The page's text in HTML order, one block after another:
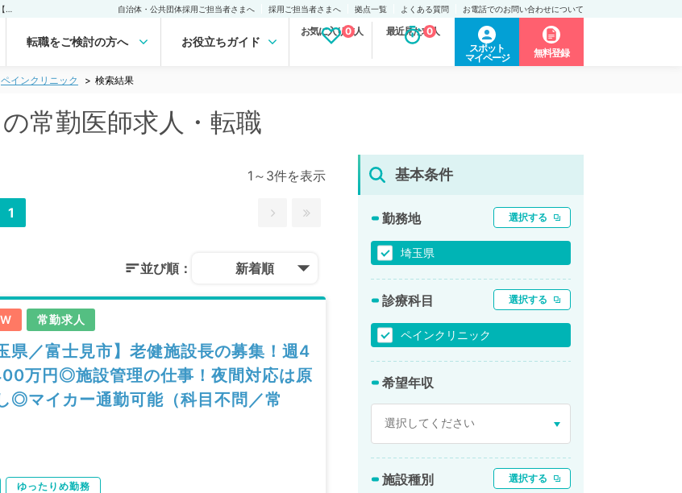
自治体・公共団体採用ご担当者さまへ 採用ご担当者さまへ 拠点一覧 よくある質問 お電話でのお問い合わせについて
転職をご検討の方へ お役立ちガイド
お気に入り求人
0 最近見た求人
0
スポット
マイページ
無料登録
ペインクリニック 検索結果
常勤医師求人・転職
1～3件を表示
1
並び順： 新着順
常勤求人
県／富士見市】老健施設長の募集！週4
万円◎施設管理の仕事！夜間対応は原
◎マイカー通勤可能（科目不問／常
ゆったりめ勤務
基本条件
勤務地 選択する
埼玉県
診療科目 選択する
ペインクリニック
希望年収
施設種別 選択する